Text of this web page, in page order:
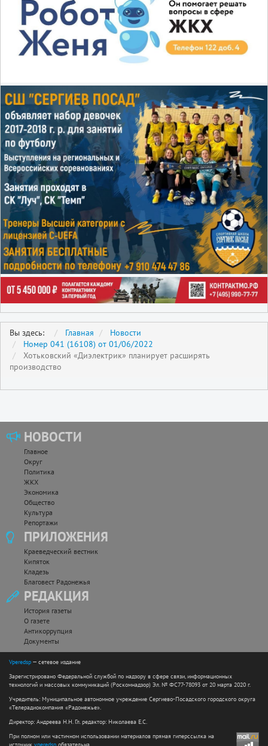
Вы здесь: Главная
Новости
Номер 041 (16108) от 01/06/2022
Хотьковский «Диэлектрик» планирует расширять
производство
НОВОСТИ
Главное
Округ
Политика
ЖКХ
Экономика
Общество
Культура
Репортажи
ПРИЛОЖЕНИЯ
Краеведческий вестник
Кипяток
Кладезь
Благовест Радонежья
РЕДАКЦИЯ
История газеты
О газете
Антикоррупция
Документы
Vperedsp — сетевое издание
Зарегистрировано Федеральной службой по надзору в сфере связи, информационных
технологий и массовых коммуникаций (Роскомнадзор) Эл. № ФС77-78093 от 20 марта 2020 г.
Учредитель: Муниципальное автономное учреждение Сергиево-Посадского городского округа
«Телерадиокомпания «Радонежье».
Директор: Андреева Н.Н. Гл. редактор: Николаева Е.С.
При полном или частичном использовании материалов прямая гиперссылка на